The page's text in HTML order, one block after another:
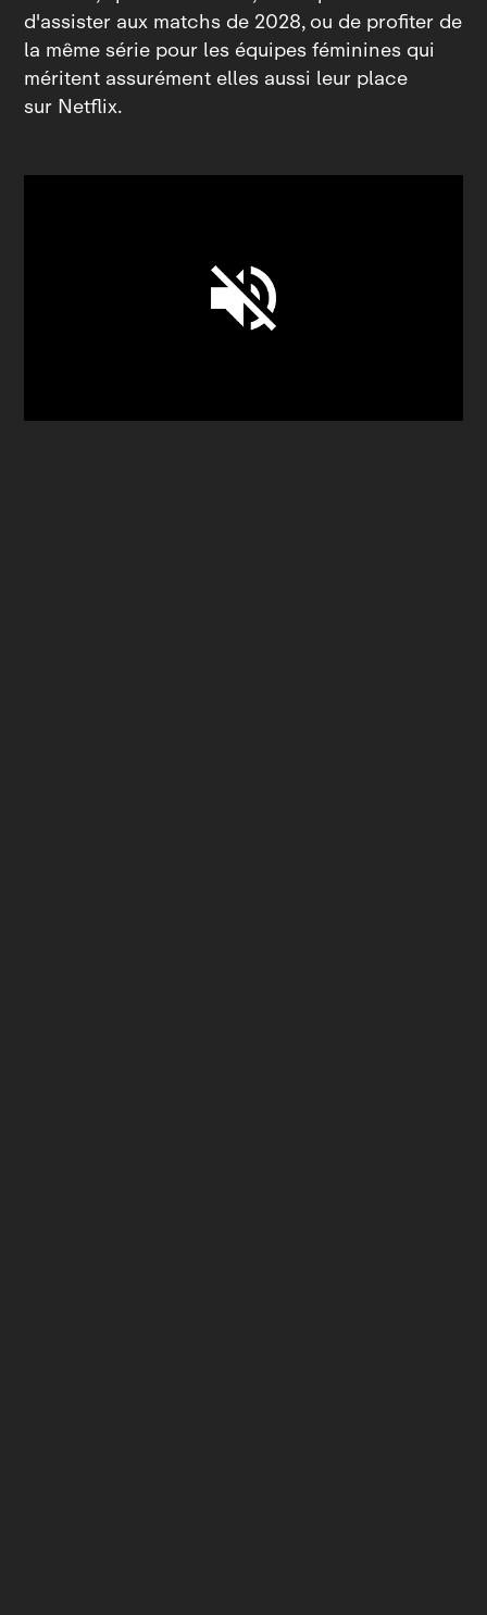
d'assister aux matchs de 2028, ou de profiter de
la même série pour les équipes féminines qui
méritent assurément elles aussi leur place
sur Netflix.